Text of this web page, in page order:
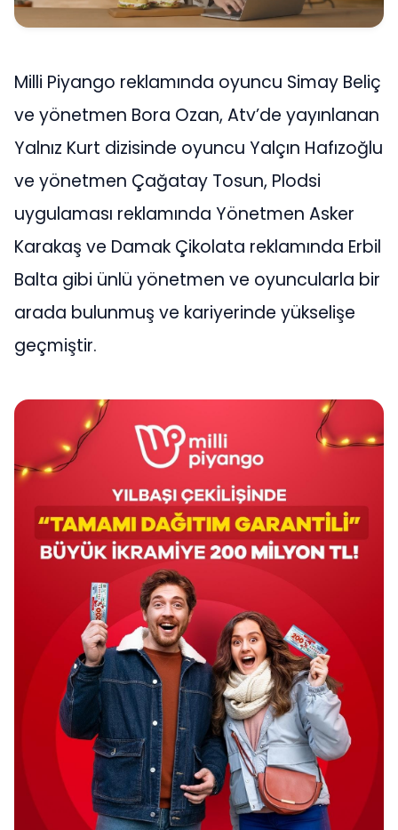
Milli Piyango reklamında oyuncu Simay Beliç
ve yönetmen Bora Ozan, Atv’de yayınlanan
Yalnız Kurt dizisinde oyuncu Yalçın Hafızoğlu
ve yönetmen Çağatay Tosun, Plodsi
uygulaması reklamında Yönetmen Asker
Karakaş ve Damak Çikolata reklamında Erbil
Balta gibi ünlü yönetmen ve oyuncularla bir
arada bulunmuş ve kariyerinde yükselişe
geçmiştir.